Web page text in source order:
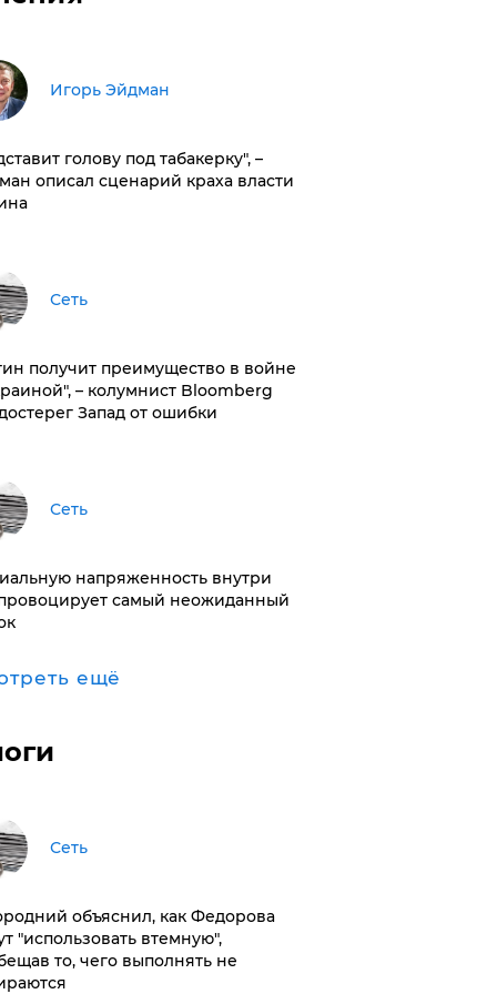
Игорь Эйдман
голову под табакерку", –
описал сценарий краха власти
Сеть
получит преимущество в войне
– колумнист Bloomberg
Запад от ошибки
Сеть
напряженность внутри
самый неожиданный
ещё
Сеть
объяснил, как Федорова
"использовать втемную",
то, чего выполнять не